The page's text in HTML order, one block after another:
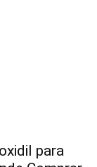
para